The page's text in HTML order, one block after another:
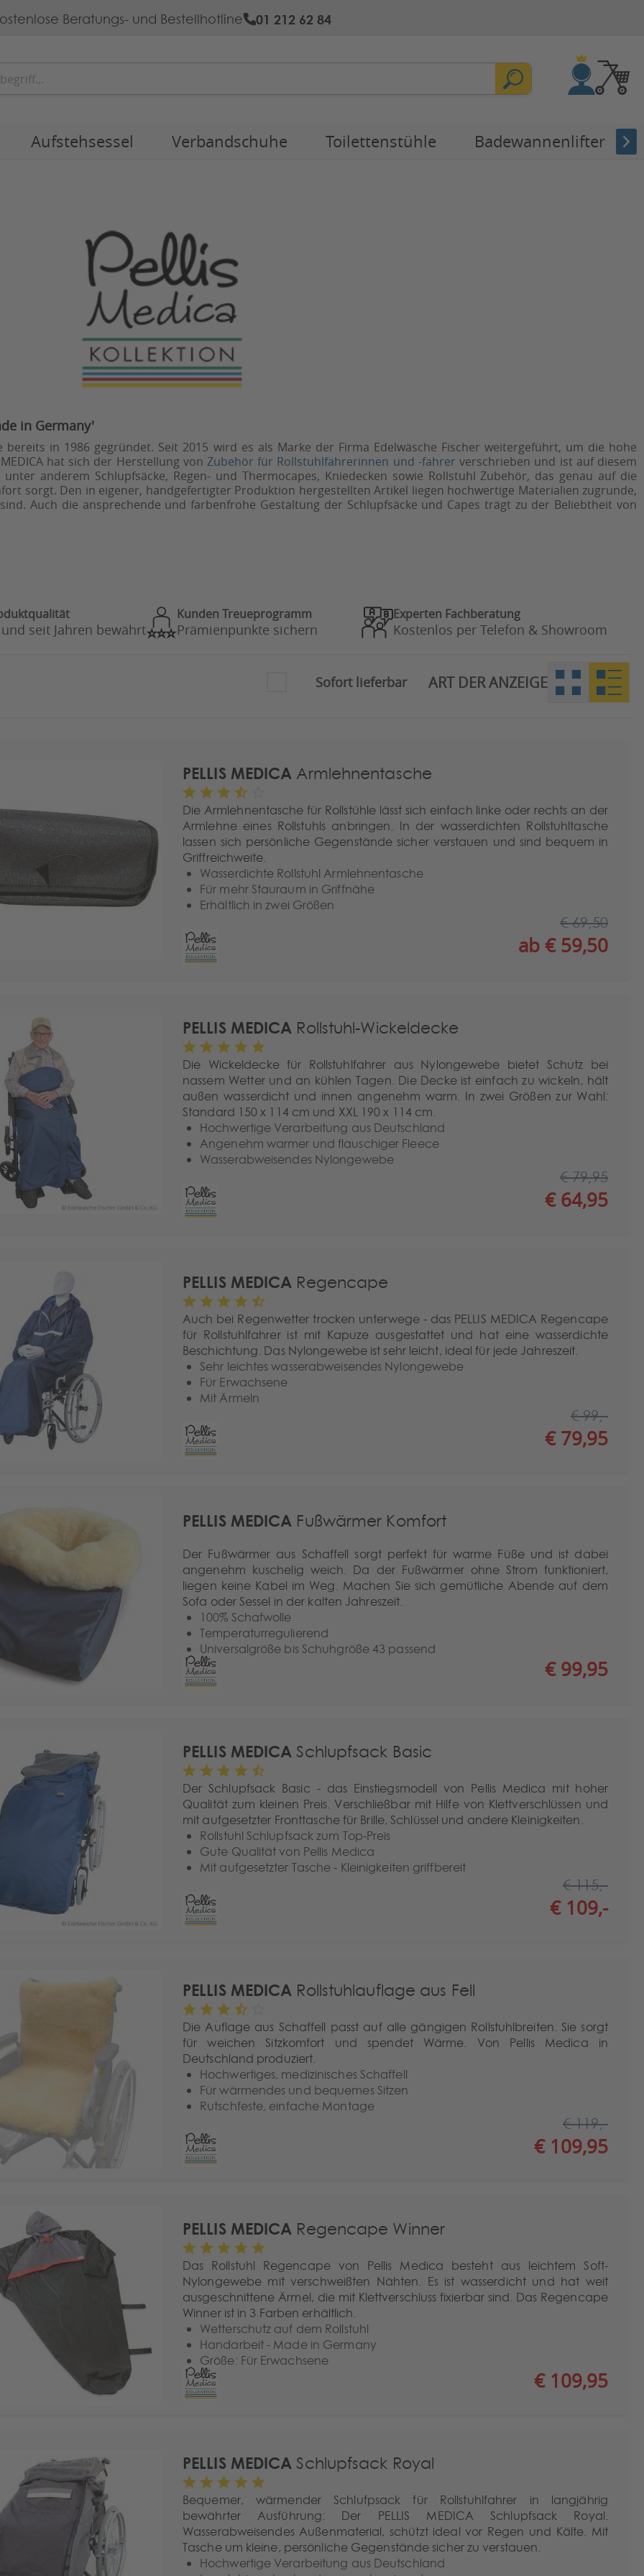
Beratungs- und Bestellhotline 01 212 62 84
Aufstehsessel Verbandschuhe Toilettenstühle Badewannenlifter
in Germany'
bereits in 1986 gegründet. Seit 2015 wird es als Marke der Firma Edelwäsche Fischer weitergeführt, um die hohe
hat sich der Herstellung von Zubehör für Rollstuhlfahrerinnen und -fahrer verschrieben und ist auf diesem
anderem Schlupfsäcke, Regen- und Thermocapes, Kniedecken sowie Rollstuhl Zubehör, das genau auf die
sorgt. Den in eigener, handgefertigter Produktion hergestellten Artikel liegen hochwertige Materialien zugrunde,
Auch die ansprechende und farbenfrohe Gestaltung der Schlupfsäcke und Capes trägt zu der Beliebtheit von
seit Jahren bewährt
Kunden Treueprogramm
Prämienpunkte sichern
Experten Fachberatung
Kostenlos per Telefon & Showroom
Sofort lieferbar ART DER ANZEIGE
PELLIS MEDICA Armlehnentasche
Die Armlehnentasche für Rollstühle lässt sich einfach linke oder rechts an der
Armlehne eines Rollstuhls anbringen. In der wasserdichten Rollstuhltasche
lassen sich persönliche Gegenstände sicher verstauen und sind bequem in
Griffreichweite.
Wasserdichte Rollstuhl Armlehnentasche
Für mehr Stauraum in Griffnähe
Erhältlich in zwei Größen
ab € 59,50
€ 69,50
PELLIS MEDICA Rollstuhl-Wickeldecke
Die Wickeldecke für Rollstuhlfahrer aus Nylongewebe bietet Schutz bei
nassem Wetter und an kühlen Tagen. Die Decke ist einfach zu wickeln, hält
außen wasserdicht und innen angenehm warm. In zwei Größen zur Wahl:
Standard 150 x 114 cm und XXL 190 x 114 cm.
Hochwertige Verarbeitung aus Deutschland
Angenehm warmer und flauschiger Fleece
Wasserabweisendes Nylongewebe
€ 64,95
€ 79,95
PELLIS MEDICA Regencape
Auch bei Regenwetter trocken unterwege - das PELLIS MEDICA Regencape
für Rollstuhlfahrer ist mit Kapuze ausgestattet und hat eine wasserdichte
Beschichtung. Das Nylongewebe ist sehr leicht, ideal für jede Jahreszeit.
Sehr leichtes wasserabweisendes Nylongewebe
Für Erwachsene
Mit Ärmeln
€ 79,95
€ 99,-
PELLIS MEDICA Fußwärmer Komfort
Der Fußwärmer aus Schaffell sorgt perfekt für warme Füße und ist dabei
angenehm kuschelig weich. Da der Fußwärmer ohne Strom funktioniert,
liegen keine Kabel im Weg. Machen Sie sich gemütliche Abende auf dem
Sofa oder Sessel in der kalten Jahreszeit.
100% Schafwolle
Temperaturregulierend
Universalgröße bis Schuhgröße 43 passend
€ 99,95
PELLIS MEDICA Schlupfsack Basic
Der Schlupfsack Basic - das Einstiegsmodell von Pellis Medica mit hoher
Qualität zum kleinen Preis. Verschließbar mit Hilfe von Klettverschlüssen und
mit aufgesetzter Fronttasche für Brille, Schlüssel und andere Kleinigkeiten.
Rollstuhl Schlupfsack zum Top-Preis
Gute Qualität von Pellis Medica
Mit aufgesetzter Tasche - Kleinigkeiten griffbereit
€ 109,-
€ 115,-
PELLIS MEDICA Rollstuhlauflage aus Fell
Die Auflage aus Schaffell passt auf alle gängigen Rollstuhlbreiten. Sie sorgt
für weichen Sitzkomfort und spendet Wärme. Von Pellis Medica in
Deutschland produziert.
Hochwertiges, medizinisches Schaffell
Für wärmendes und bequemes Sitzen
Rutschfeste, einfache Montage
€ 109,95
€ 119,-
PELLIS MEDICA Regencape Winner
Das Rollstuhl Regencape von Pellis Medica besteht aus leichtem Soft-
Nylongewebe mit verschweißten Nähten. Es ist wasserdicht und hat weit
ausgeschnittene Ärmel, die mit Klettverschluss fixierbar sind. Das Regencape
Winner ist in 3 Farben erhältlich.
Wetterschutz auf dem Rollstuhl
Handarbeit - Made in Germany
Größe: Für Erwachsene
€ 109,95
PELLIS MEDICA Schlupfsack Royal
Bequemer, wärmender Schlufpsack für Rollstuhlfahrer in langjährig
bewährter Ausführung: Der PELLIS MEDICA Schlupfsack Royal.
Wasserabweisendes Außenmaterial, schützt ideal vor Regen und Kälte. Mit
Tasche um kleine, persönliche Gegenstände sicher zu verstauen.
Hochwertige Verarbeitung aus Deutschland